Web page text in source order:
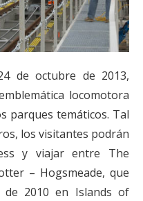
de octubre de 2013,
locomotora
parques temáticos. Tal
los visitantes podrán
y viajar entre The
– Hogsmeade, que
2010 en Islands of